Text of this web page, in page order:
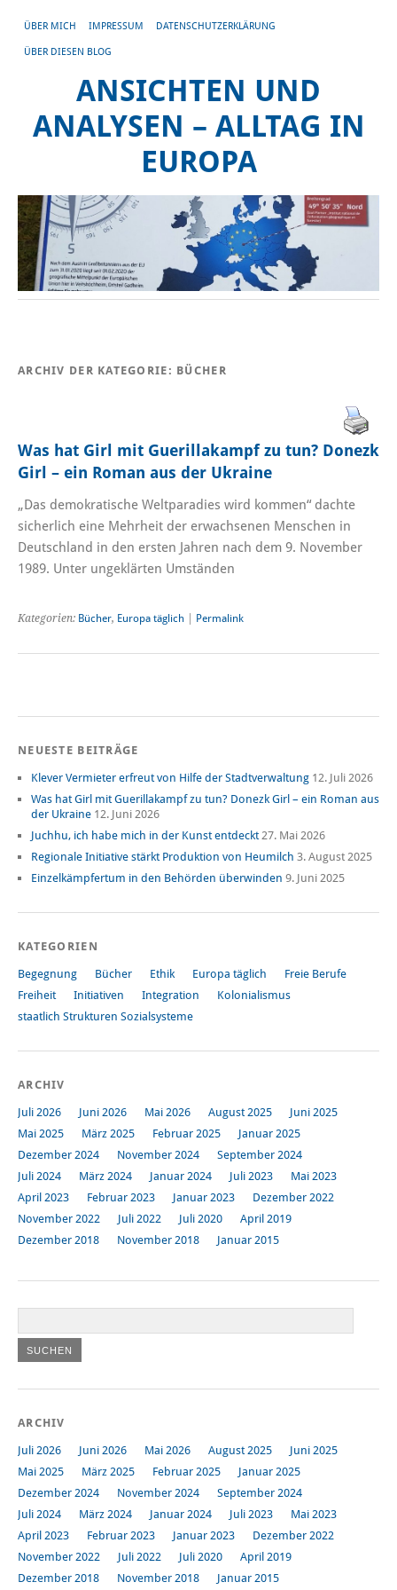
ÜBER MICH IMPRESSUM DATENSCHUTZERKLÄRUNG
ÜBER DIESEN BLOG
ANSICHTEN UND
ANALYSEN – ALLTAG IN
EUROPA
ARCHIV DER KATEGORIE: BÜCHER
Was hat Girl mit Guerillakampf zu tun? Donezk
Girl – ein Roman aus der Ukraine
„Das demokratische Weltparadies wird kommen“ dachte
sicherlich eine Mehrheit der erwachsenen Menschen in
Deutschland in den ersten Jahren nach dem 9. November
1989. Unter ungeklärten Umständen
Kategorien: Bücher, Europa täglich Permalink
NEUESTE BEITRÄGE
Klever Vermieter erfreut von Hilfe der Stadtverwaltung 12. Juli 2026
Was hat Girl mit Guerillakampf zu tun? Donezk Girl – ein Roman aus
der Ukraine 12. Juni 2026
Juchhu, ich habe mich in der Kunst entdeckt 27. Mai 2026
Regionale Initiative stärkt Produktion von Heumilch 3. August 2025
Einzelkämpfertum in den Behörden überwinden 9. Juni 2025
KATEGORIEN
Begegnung Bücher Ethik Europa täglich
Freie Berufe
Freiheit
Initiativen Integration
Kolonialismus
staatlich Strukturen Sozialsysteme
ARCHIV
Juli 2026 Juni 2026 Mai 2026 August 2025
Juni 2025
Mai 2025
März 2025 Februar 2025
Januar 2025
Dezember 2024
November 2024
September 2024
Juli 2024
März 2024 Januar 2024 Juli 2023
Mai 2023
April 2023
Februar 2023 Januar 2023
Dezember 2022
November 2022
Juli 2022 Juli 2020
April 2019
Dezember 2018
November 2018 Januar 2015
ARCHIV
Juli 2026 Juni 2026 Mai 2026 August 2025
Juni 2025
Mai 2025
März 2025 Februar 2025
Januar 2025
Dezember 2024
November 2024
September 2024
Juli 2024
März 2024 Januar 2024 Juli 2023
Mai 2023
April 2023
Februar 2023 Januar 2023
Dezember 2022
November 2022
Juli 2022 Juli 2020
April 2019
Dezember 2018
November 2018 Januar 2015